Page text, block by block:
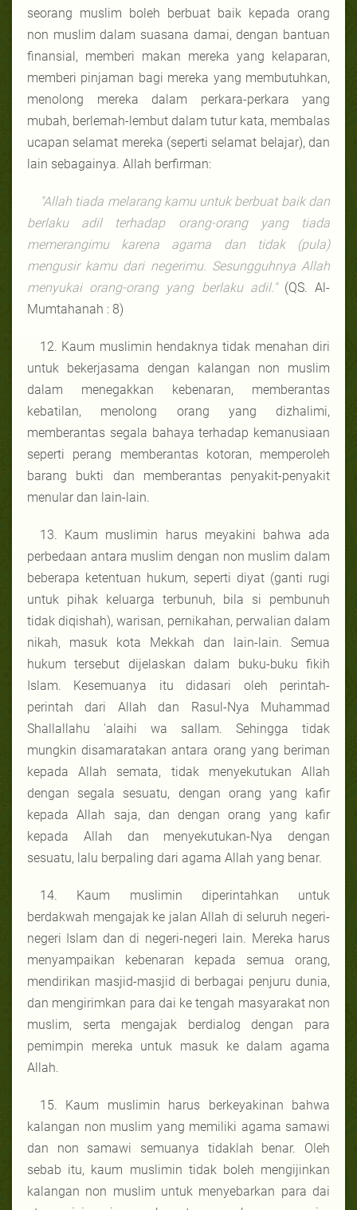
seorang muslim boleh berbuat baik kepada orang
non muslim dalam suasana damai, dengan bantuan
finansial, memberi makan mereka yang kelaparan,
memberi pinjaman bagi mereka yang membutuhkan,
menolong mereka dalam perkara-perkara yang
mubah, berlemah-lembut dalam tutur kata, membalas
ucapan selamat mereka (seperti selamat belajar), dan
lain sebagainya. Allah berfirman:
"Allah tiada melarang kamu untuk berbuat baik dan
berlaku adil terhadap orang-orang yang tiada
memerangimu karena agama dan tidak (pula)
mengusir kamu dari negerimu. Sesungguhnya Allah
menyukai orang-orang yang berlaku adil." (QS. Al-
Mumtahanah : 8)
12. Kaum muslimin hendaknya tidak menahan diri
untuk bekerjasama dengan kalangan non muslim
dalam menegakkan kebenaran, memberantas
kebatilan, menolong orang yang dizhalimi,
memberantas segala bahaya terhadap kemanusiaan
seperti perang memberantas kotoran, memperoleh
barang bukti dan memberantas penyakit-penyakit
menular dan lain-lain.
13. Kaum muslimin harus meyakini bahwa ada
perbedaan antara muslim dengan non muslim dalam
beberapa ketentuan hukum, seperti diyat (ganti rugi
untuk pihak keluarga terbunuh, bila si pembunuh
tidak diqishah), warisan, pernikahan, perwalian dalam
nikah, masuk kota Mekkah dan lain-lain. Semua
hukum tersebut dijelaskan dalam buku-buku fikih
Islam. Kesemuanya itu didasari oleh perintah-
perintah dari Allah dan Rasul-Nya Muhammad
Shallallahu 'alaihi wa sallam. Sehingga tidak
mungkin disamaratakan antara orang yang beriman
kepada Allah semata, tidak menyekutukan Allah
dengan segala sesuatu, dengan orang yang kafir
kepada Allah saja, dan dengan orang yang kafir
kepada Allah dan menyekutukan-Nya dengan
sesuatu, lalu berpaling dari agama Allah yang benar.
14. Kaum muslimin diperintahkan untuk
berdakwah mengajak ke jalan Allah di seluruh negeri-
negeri Islam dan di negeri-negeri lain. Mereka harus
menyampaikan kebenaran kepada semua orang,
mendirikan masjid-masjid di berbagai penjuru dunia,
dan mengirimkan para dai ke tengah masyarakat non
muslim, serta mengajak berdialog dengan para
pemimpin mereka untuk masuk ke dalam agama
Allah.
15. Kaum muslimin harus berkeyakinan bahwa
kalangan non muslim yang memiliki agama samawi
dan non samawi semuanya tidaklah benar. Oleh
sebab itu, kaum muslimin tidak boleh mengijinkan
kalangan non muslim untuk menyebarkan para dai